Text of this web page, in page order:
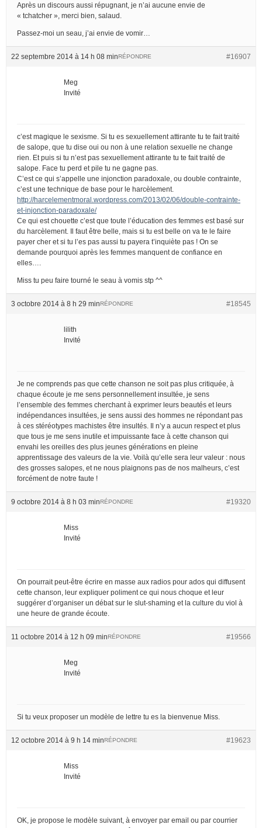
Après un discours aussi répugnant, je n’ai aucune envie de
« tchatcher », merci bien, salaud.
Passez-moi un seau, j’ai envie de vomir…
22 septembre 2014 à 14 h 08 min #16907
RÉPONDRE
Meg
Invité
c’est magique le sexisme. Si tu es sexuellement attirante tu te fait traité
de salope, que tu dise oui ou non à une relation sexuelle ne change
rien. Et puis si tu n’est pas sexuellement attirante tu te fait traité de
salope. Face tu perd et pile tu ne gagne pas.
C’est ce qui s’appelle une injonction paradoxale, ou double contrainte,
c’est une technique de base pour le harcèlement.
http://harcelementmoral.wordpress.com/2013/02/06/double-contrainte-
et-injonction-paradoxale/
Ce qui est chouette c’est que toute l’éducation des femmes est basé sur
du harcèlement. Il faut être belle, mais si tu est belle on va te le faire
payer cher et si tu l’es pas aussi tu payera t’inquiète pas ! On se
demande pourquoi après les femmes manquent de confiance en
elles….
Miss tu peu faire tourné le seau à vomis stp ^^
3 octobre 2014 à 8 h 29 min #18545
RÉPONDRE
lilith
Invité
Je ne comprends pas que cette chanson ne soit pas plus critiquée, à
chaque écoute je me sens personnellement insultée, je sens
l’ensemble des femmes cherchant à exprimer leurs beautés et leurs
indépendances insultées, je sens aussi des hommes ne répondant pas
à ces stéréotypes machistes être insultés. Il n’y a aucun respect et plus
que tous je me sens inutile et impuissante face à cette chanson qui
envahi les oreilles des plus jeunes générations en pleine
apprentissage des valeurs de la vie. Voilà qu’elle sera leur valeur : nous
des grosses salopes, et ne nous plaignons pas de nos malheurs, c’est
forcément de notre faute !
9 octobre 2014 à 8 h 03 min #19320
RÉPONDRE
Miss
Invité
On pourrait peut-être écrire en masse aux radios pour ados qui diffusent
cette chanson, leur expliquer poliment ce qui nous choque et leur
suggérer d’organiser un débat sur le slut-shaming et la culture du viol à
une heure de grande écoute.
11 octobre 2014 à 12 h 09 min #19566
RÉPONDRE
Meg
Invité
Si tu veux proposer un modèle de lettre tu es la bienvenue Miss.
12 octobre 2014 à 9 h 14 min #19623
RÉPONDRE
Miss
Invité
OK, je propose le modèle suivant, à envoyer par email ou par courrier